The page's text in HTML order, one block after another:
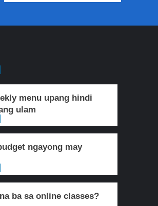
menu upang hindi
ulam
ngayong may
ba sa online classes?